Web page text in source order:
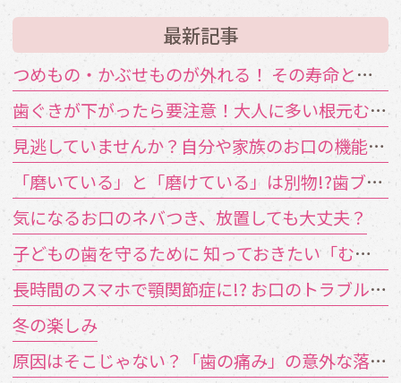
最新記事
つめもの・かぶせものが外れる！ その寿命と原因は？
歯ぐきが下がったら要注意！大人に多い根元むし歯
見逃していませんか？自分や家族のお口の機能低下のサイン
「磨いている」と「磨けている」は別物!?歯ブラシが届かない汚れの対策
気になるお口のネバつき、放置しても大丈夫？
子どもの歯を守るために 知っておきたい「むし歯の4要素」
長時間のスマホで顎関節症に!? お口のトラブルを招く「TCH（歯列接触癖）」とは
冬の楽しみ
原因はそこじゃない？「歯の痛み」の意外な落とし穴